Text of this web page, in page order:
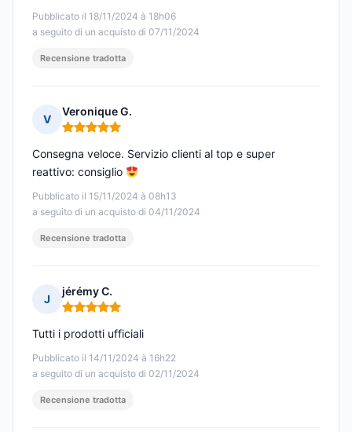
Pubblicato il 18/11/2024 à 18h06
a seguito di un acquisto di 07/11/2024
Recensione tradotta
V
Veronique G.
Nota: 5 su 5
Pubblicato il 15/11/2024 à 08h13
a seguito di un acquisto di 04/11/2024
Consegna veloce. Servizio clienti al top e super
reattivo: consiglio
Recensione tradotta
J
jérémy C.
Nota: 5 su 5
Pubblicato il 14/11/2024 à 16h22
a seguito di un acquisto di 02/11/2024
Tutti i prodotti ufficiali
Recensione tradotta